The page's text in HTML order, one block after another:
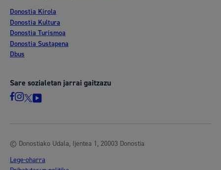
Donostia Kirola
Donostia Kultura
Donostia Turismoa
Donostia Sustapena
Dbus
Sare sozialetan jarrai gaitzazu
© Donostiako Udala, Ijentea 1, 20003 Donostia
Lege-oharra